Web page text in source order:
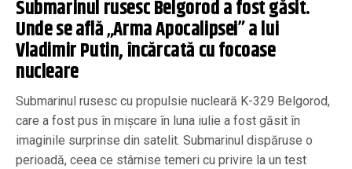
Submarinul rusesc Belgorod a fost găsit.
Unde se află „Arma Apocalipsei” a lui
Vladimir Putin, încărcată cu focoase
nucleare
Submarinul rusesc cu propulsie nucleară K-329 Belgorod,
care a fost pus în mișcare în luna iulie a fost găsit în
imaginile surprinse din satelit. Submarinul dispăruse o
perioadă, ceea ce stârnise temeri cu privire la un test